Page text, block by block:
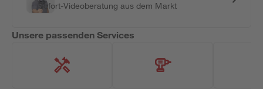
Sofort-Videoberatung aus dem Markt
Unsere passenden Services